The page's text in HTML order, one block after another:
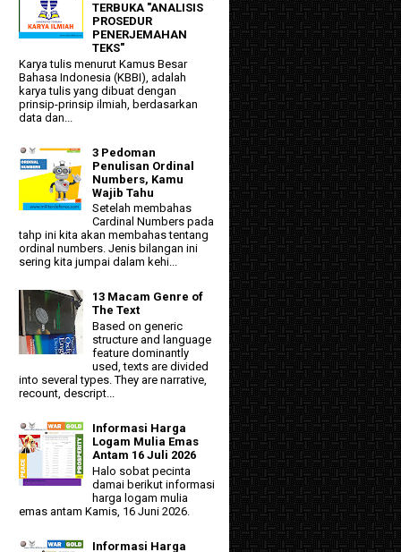
TERBUKA "ANALISIS
PROSEDUR
PENERJEMAHAN
TEKS"
Karya tulis menurut Kamus Besar
Bahasa Indonesia (KBBI), adalah
karya tulis yang dibuat dengan
prinsip-prinsip ilmiah, berdasarkan
data dan...
3 Pedoman
Penulisan Ordinal
Numbers, Kamu
Wajib Tahu
Setelah membahas
Cardinal Numbers pada
tahp ini kita akan membahas tentang
ordinal numbers. Jenis bilangan ini
sering kita jumpai dalam kehi...
13 Macam Genre of
The Text
Based on generic
structure and language
feature dominantly
used, texts are divided
into several types. They are narrative,
recount, descript...
Informasi Harga
Logam Mulia Emas
Antam 16 Juli 2026
Halo sobat pecinta
damai berikut informasi
harga logam mulia
emas antam Kamis, 16 Juni 2026.
Informasi Harga